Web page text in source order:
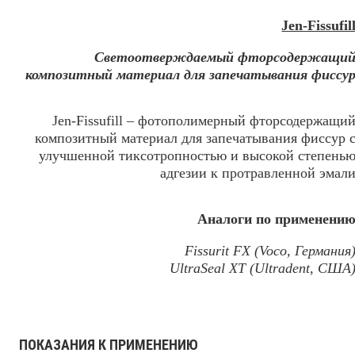
Jen-
Светоотверждаемый
композитный материал для запечатывания
Jen-Fissufill – фотополимерный
композитный материал для запечатывания фиссур
улучшенной тиксотропностью и высокой
адгезии к протравленной
Аналоги по
Fissurit FX (Voco,
UltraSeal XT (Ultradent,
ПОКАЗАНИЯ К ПРИМЕНЕНИЮ